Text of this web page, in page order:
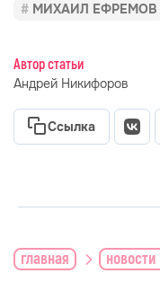
МИХАИЛ ЕФРЕМОВ
Автор статьи
Андрей Никифоров
Ссылка
главная